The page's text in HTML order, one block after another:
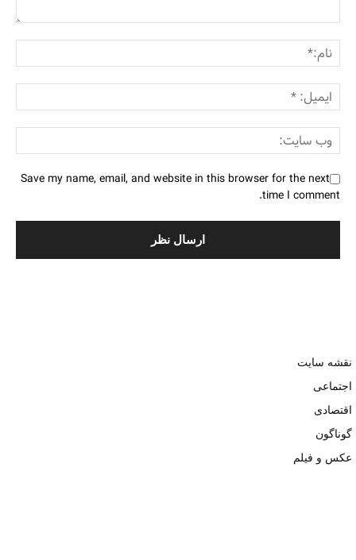
Save my name, email, and website in this browser for the next
time I comment.
نقشه سایت
اجتماعی
اقتصادی
گوناگون
عکس و فیلم